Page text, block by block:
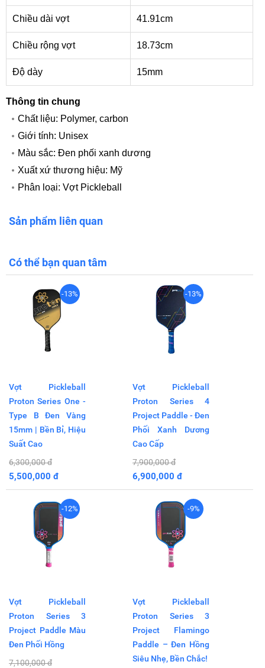
Chiều dài vợt 41.91cm
Chiều rộng vợt 18.73cm
Độ dày 15mm
Thông tin chung
Chất liệu: Polymer, carbon
Giới tính: Unisex
Màu sắc: Đen phối xanh dương
Xuất xứ thương hiệu: Mỹ
Phân loại: Vợt Pickleball
Sản phẩm liên quan
Có thể bạn quan tâm
-13%
Vợt Pickleball
Proton Series One -
Type B Đen Vàng
15mm | Bền Bỉ, Hiệu
Suất Cao
6,300,000 đ
5,500,000 đ
-13%
Vợt Pickleball
Proton Series 4
Project Paddle - Đen
Phối Xanh Dương
Cao Cấp
7,900,000 đ
6,900,000 đ
-12%
Vợt Pickleball
Proton Series 3
Project Paddle Màu
Đen Phối Hồng
7,100,000 đ
-9%
Vợt Pickleball
Proton Series 3
Project Flamingo
Paddle – Đen Hồng
Siêu Nhẹ, Bền Chắc!